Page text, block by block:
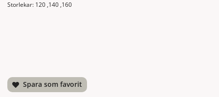
Storlekar: 120 ,140 ,160
Spara som favorit